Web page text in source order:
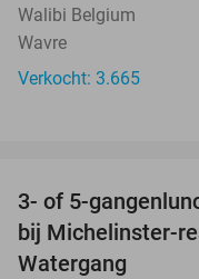
Walibi Belgium
Wavre
Verkocht: 3.665
3- of 5-
bij Michelinster-
Watergang